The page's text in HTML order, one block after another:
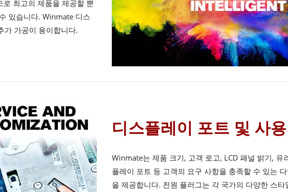
최고의 제품을 제공할 뿐
있습니다. Winmate 디스
가 가공이 용이합니다.
디스플레이 포트 및 사
Winmate는 제품 크기, 고객 로고, LCD 패널 밝기, 유
플레이 포트 등 고객의 요구 사항을 충족할 수 있는
을 제공합니다. 전원 플러그는 각 국가의 다양한 스